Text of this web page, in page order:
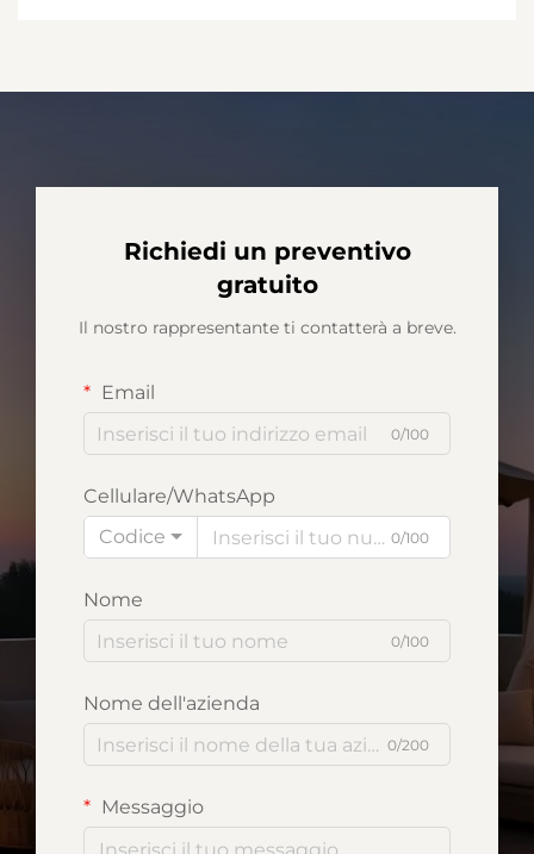
Richiedi un preventivo
gratuito
Il nostro rappresentante ti contatterà a breve.
Email
0/100
Cellulare/WhatsApp
Codice
0/100
Nome
0/100
Nome dell'azienda
0/200
Messaggio